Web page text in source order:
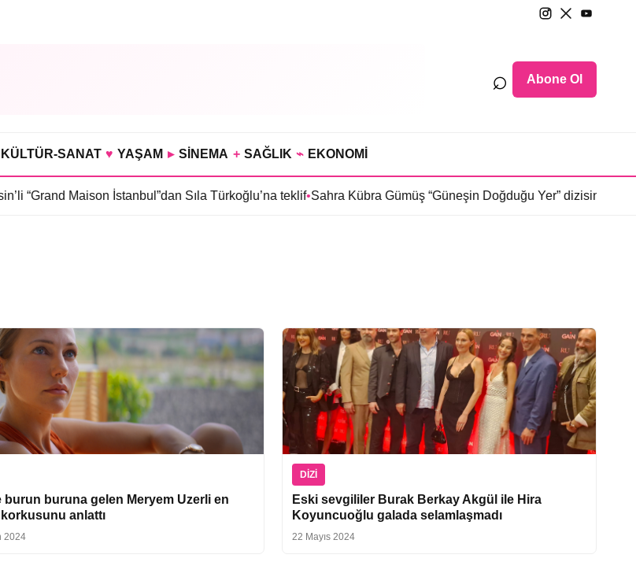
⌕ Abone Ol
KÜLTÜR-SANAT ♥ YAŞAM ▸ SİNEMA + SAĞLIK ⌁ EKONOMİ
“Grand Maison İstanbul”dan Sıla Türkoğlu’na teklif•Sahra Kübra Gümüş “Güneşin Doğduğu Yer” dizisinde•
burun buruna gelen Meryem Uzerli en
anlattı
2024
DIZI
Eski sevgililer Burak Berkay Akgül ile Hira
Koyuncuoğlu galada selamlaşmadı
22 Mayıs 2024